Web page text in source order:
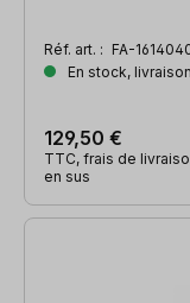
Réf. art. : FA-
En stock,
129,50 €
TTC, frais de
en sus